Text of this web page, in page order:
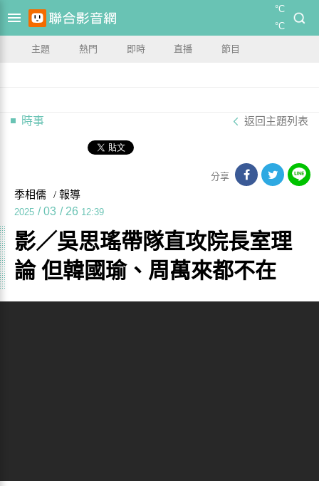
°C
°C
主題 熱門 即時 直播 節目
時事 返回主題列表
分享
季相儒 / 報導
2025 / 03 / 26 12:39
影／吳思瑤帶隊直攻院長室理
論 但韓國瑜、周萬來都不在